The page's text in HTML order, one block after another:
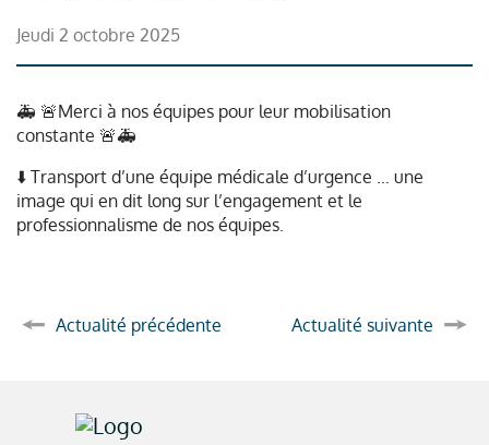
jeudi 2 octobre 2025
🚑 🚨Merci à nos équipes pour leur mobilisation
constante 🚨🚑
⬇️ Transport d’une équipe médicale d’urgence … une
image qui en dit long sur l’engagement et le
professionnalisme de nos équipes.
Actualité précédente Actualité suivante